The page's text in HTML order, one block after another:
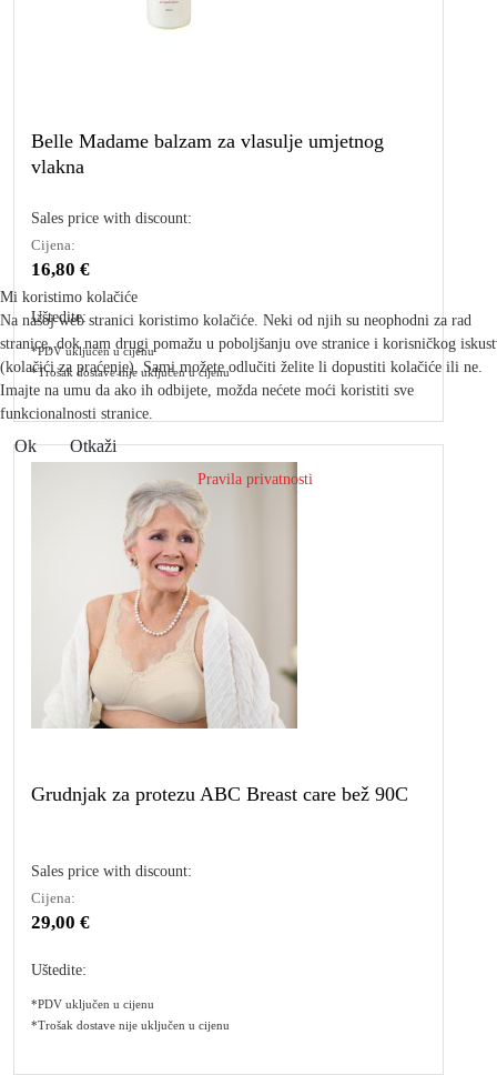
Belle Madame balzam za vlasulje umjetnog
vlakna
Sales price with discount:
Cijena:
16,80 €
Uštedite:
*PDV uključen u cijenu
*Trošak dostave nije uključen u cijenu
Grudnjak za protezu ABC Breast care bež 90C
Sales price with discount:
Cijena:
29,00 €
Uštedite:
*PDV uključen u cijenu
*Trošak dostave nije uključen u cijenu
Mi koristimo kolačiće
Na našoj web stranici koristimo kolačiće. Neki od njih su neophodni za rad
stranice, dok nam drugi pomažu u poboljšanju ove stranice i korisničkog
(kolačići za praćenje). Sami možete odlučiti želite li dopustiti kolačiće ili ne.
Imajte na umu da ako ih odbijete, možda nećete moći koristiti sve
funkcionalnosti stranice.
Ok Otkaži
Pravila privatnosti